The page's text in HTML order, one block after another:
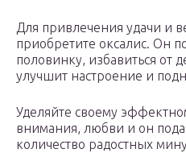
Для привлечения удачи и
приобретите оксалис. Он
половинку, избавиться от
улучшит настроение и
Уделяйте своему
внимания, любви и он
количество радостных